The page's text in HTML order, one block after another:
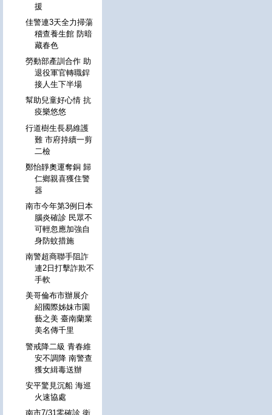
援
佳警連3天全力掃蕩
稽查養生館 防暗
藏春色
勞動部產訓合作 助
退役軍官轉職銲
接人生下半場
幫助兒童好心情 抗
疫樂悠悠
行道樹生長易維護
難 市府持續一剪
二檢
鄭怡靜奧運奪銅 歸
仁鄉親喜獲住警
器
南市今年第3例日本
腦炎確診 民眾不
可輕忽應加強自
身防蚊措施
南警超商聯手阻詐
連2日打擊詐欺不
手軟
美哥倫布市辦展介
紹國際姊妹市園
藝之美 臺南蘭業
美名傳千里
警戒降二級 青春維
安不調降 南警查
獲女緝毒送辦
安平驚見沉船 海巡
火速協處
南市7/31零確診 衛